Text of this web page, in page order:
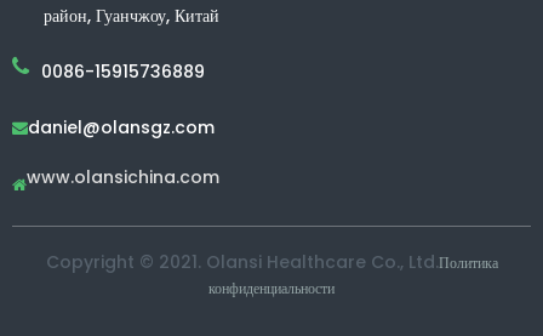
район, Гуанчжоу, Китай
0086-15915736889
daniel@olansgz.com
www.olansichina.com
Copyright © 2021. Olansi Healthcare Co., Ltd.Политика
конфиденциальности